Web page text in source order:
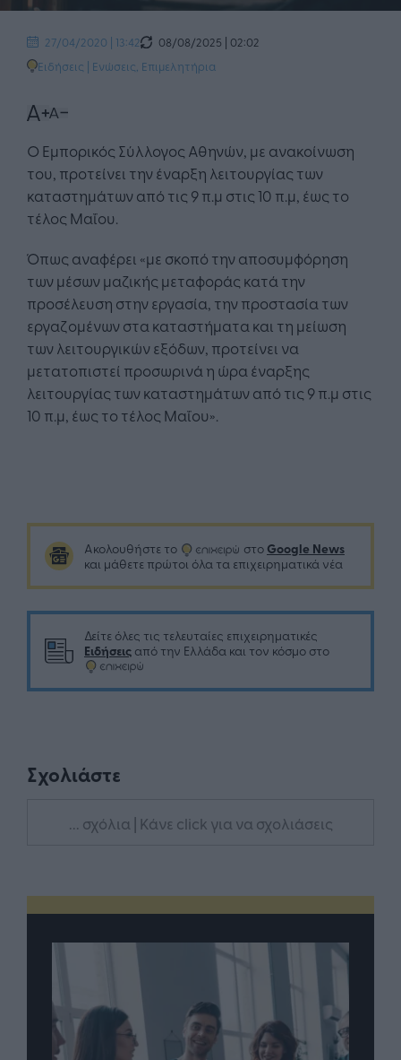
27/04/2020 | 13:42
08/08/2025 | 02:02
Ειδήσεις | Ενώσεις, Επιμελητήρια
Ο Εμπορικός Σύλλογος Αθηνών, με ανακοίνωση
του, προτείνει την έναρξη λειτουργίας των
καταστημάτων από τις 9 π.μ στις 10 π.μ, έως το
τέλος Μαΐου.
Όπως αναφέρει «με σκοπό την αποσυμφόρηση
των μέσων μαζικής μεταφοράς κατά την
προσέλευση στην εργασία, την προστασία των
εργαζομένων στα καταστήματα και τη μείωση
των λειτουργικών εξόδων, προτείνει να
μετατοπιστεί προσωρινά η ώρα έναρξης
λειτουργίας των καταστημάτων από τις 9 π.μ στις
10 π.μ, έως το τέλος Μαΐου».
Ακολουθήστε το στο Google News
και μάθετε πρώτοι όλα τα επιχειρηματικά νέα
Δείτε όλες τις τελευταίες επιχειρηματικές
Ειδήσεις από την Ελλάδα και τον κόσμο στο
Σχολιάστε
... σχόλια | Κάνε click για να σχολιάσεις